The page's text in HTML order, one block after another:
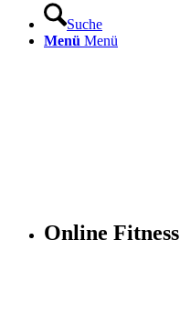
Suche
Menü Menü
Online Fitness